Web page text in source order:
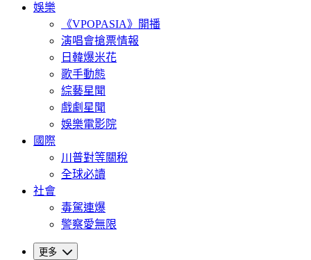
娛樂
《VPOPASIA》開播
演唱會搶票情報
日韓爆米花
歌手動態
綜藝星聞
戲劇星聞
娛樂電影院
國際
川普對等關稅
全球必讀
社會
毒駕連爆
警察愛無限
更多